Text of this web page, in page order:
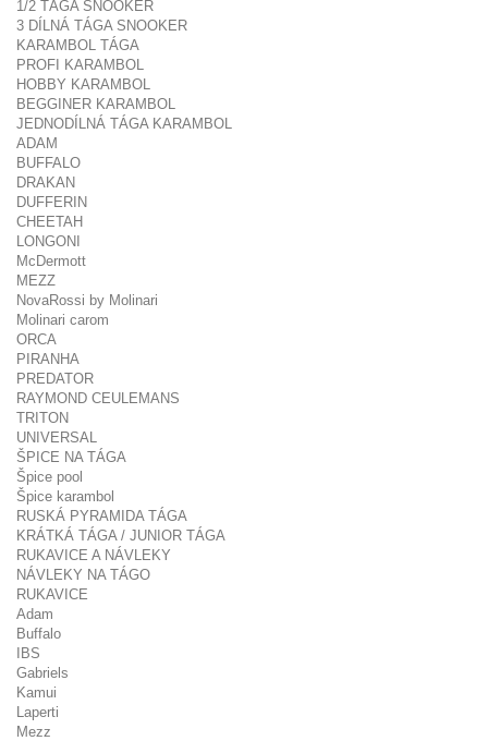
1/2 TÁGA SNOOKER
3 DÍLNÁ TÁGA SNOOKER
KARAMBOL TÁGA
PROFI KARAMBOL
HOBBY KARAMBOL
BEGGINER KARAMBOL
JEDNODÍLNÁ TÁGA KARAMBOL
ADAM
BUFFALO
DRAKAN
DUFFERIN
CHEETAH
LONGONI
McDermott
MEZZ
NovaRossi by Molinari
Molinari carom
ORCA
PIRANHA
PREDATOR
RAYMOND CEULEMANS
TRITON
UNIVERSAL
ŠPICE NA TÁGA
Špice pool
Špice karambol
RUSKÁ PYRAMIDA TÁGA
KRÁTKÁ TÁGA / JUNIOR TÁGA
RUKAVICE A NÁVLEKY
NÁVLEKY NA TÁGO
RUKAVICE
Adam
Buffalo
IBS
Gabriels
Kamui
Laperti
Mezz